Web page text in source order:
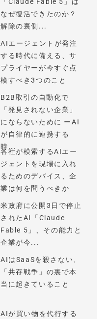
「Claude Fable 5」は
なぜ復活できたのか？
解除の裏側...
AIエージェントが発注
する時代に備える、サ
プライヤーが今すぐ点
検すべき3つのこと
B2B取引の自動化で
「発見されない企業」
にならないために ーAI
が自律的に連携する
時...
各社が模索するAIエー
ジェントを現場に入れ
るためのデバイス、企
業は何を問うべきか
米政府に公開3日で停止
されたAI「Claude
Fable 5」、その能力と
企業が今...
AIはSaaSを殺さない、
「共存戦争」の裏で本
当に起きていること
AIが買い物を代行する